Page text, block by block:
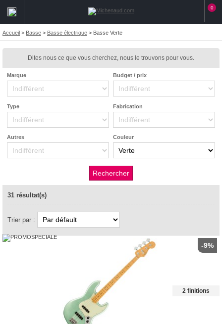
0
Accueil > Basse > Basse électrique > Basse Verte
Dites nous ce que vous cherchez, nous le trouvons pour vous.
Marque Budget / prix
Type Fabrication
Autres Couleur
31 résultat(s)
Trier par :
-9%
2 finitions